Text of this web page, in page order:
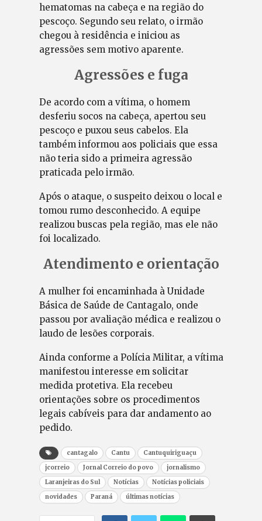
hematomas na cabeça e na região do
pescoço. Segundo seu relato, o irmão
chegou à residência e iniciou as
agressões sem motivo aparente.
Agressões e fuga
De acordo com a vítima, o homem
desferiu socos na cabeça, apertou seu
pescoço e puxou seus cabelos. Ela
também informou aos policiais que essa
não teria sido a primeira agressão
praticada pelo irmão.
Após o ataque, o suspeito deixou o local e
tomou rumo desconhecido. A equipe
realizou buscas pela região, mas ele não
foi localizado.
Atendimento e orientação
A mulher foi encaminhada à Unidade
Básica de Saúde de Cantagalo, onde
passou por avaliação médica e realizou o
laudo de lesões corporais.
Ainda conforme a Polícia Militar, a vítima
manifestou interesse em solicitar
medida protetiva. Ela recebeu
orientações sobre os procedimentos
legais cabíveis para dar andamento ao
pedido.
cantagalo Cantu
Cantuquiriguaçu
jcorreio
Jornal Correio do povo
jornalismo
Laranjeiras do Sul
Notícias
Notícias policiais
novidades
Paraná últimas notícias